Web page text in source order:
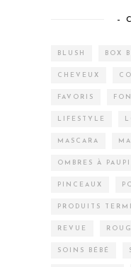
–
BLUSH BOX
CHEVEUX
FAVORIS
LIFESTYLE
MASCARA
OMBRES À
PINCEAUX
PRODUITS
REVUE
SOINS BÉBÉ